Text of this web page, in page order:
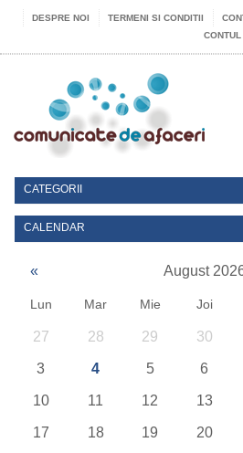
DESPRE NOI TERMENI SI CONDITII
CONTUL
CATEGORII
CALENDAR
« August
Lun Mar Mie Joi
27 28 29 30
3 4 5 6
10 11 12 13
17 18 19 20